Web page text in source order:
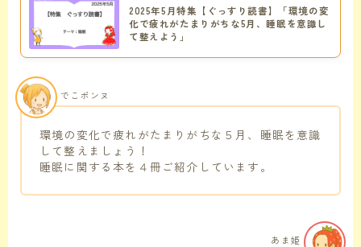
2025年5月特集【ぐっすり読書】「環境の変
化で疲れがたまりがちな5月、睡眠を意識し
て整えよう」
環境の変化で疲れがたまりがちな５月、睡眠を意識
して整えましょう！
睡眠に関する本を４冊ご紹介しています。
でこポンヌ
あま姫